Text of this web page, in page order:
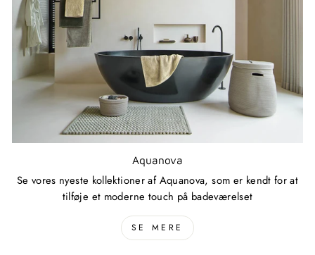
Aquanova
Se vores nyeste kollektioner af Aquanova, som er kendt for at
tilføje et moderne touch på badeværelset
SE MERE